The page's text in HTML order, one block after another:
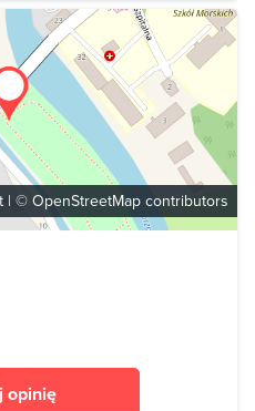
| © OpenStreetMap contributors
opinię